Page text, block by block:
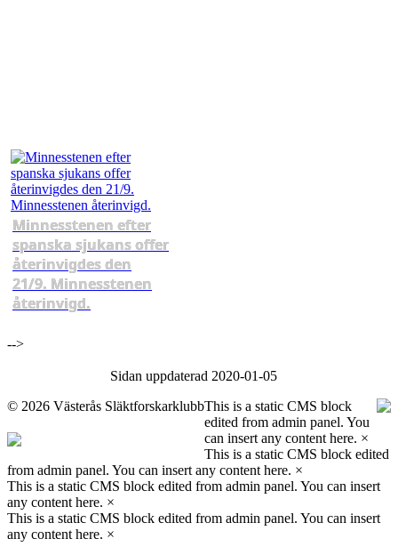
Minnesstenen efter
spanska sjukans offer
återinvigdes den
21/9. Minnesstenen
återinvigd.
-->
Sidan uppdaterad 2020-01-05
© 2026 Västerås SläktforskarklubbThis is a static CMS block
edited from admin panel. You
can insert any content here. ×
This is a static CMS block edited
from admin panel. You can insert any content here. ×
This is a static CMS block edited from admin panel. You can insert
any content here. ×
This is a static CMS block edited from admin panel. You can insert
any content here. ×